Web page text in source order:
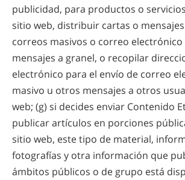
publicidad, para productos o
sitio web, distribuir cartas o
correos masivos o correo
mensajes a granel, o recopilar
electrónico para el envío de correo
masivo u otros mensajes a otros
web; (g) si decides enviar Contenido
publicar artículos en porciones
sitio web, este tipo de material,
fotografías y otra información que
ámbitos públicos o de grupo está